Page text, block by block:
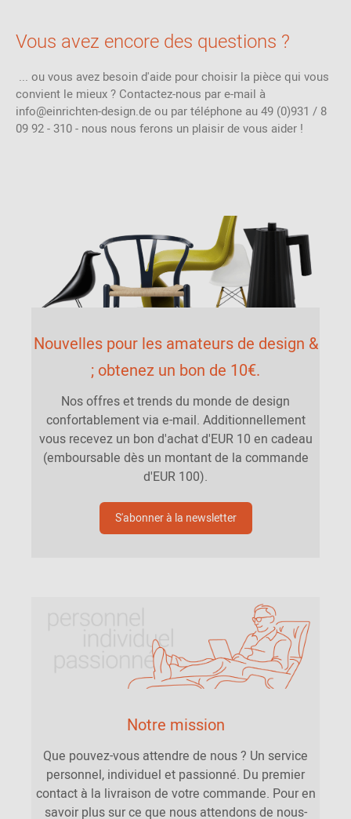
Vous avez encore des questions ?
... ou vous avez besoin d'aide pour choisir la pièce qui vous
convient le mieux ? Contactez-nous par e-mail à
info@einrichten-design.de ou par téléphone au 49 (0)931 / 8
09 92 - 310 - nous nous ferons un plaisir de vous aider !
Nouvelles pour les amateurs de design &
; obtenez un bon de 10€.
Nos offres et trends du monde de design
confortablement via e-mail. Additionnellement
vous recevez un bon d'achat d'EUR 10 en cadeau
(emboursable dès un montant de la commande
d'EUR 100).
S'abonner à la newsletter
Notre mission
Que pouvez-vous attendre de nous ? Un service
personnel, individuel et passionné. Du premier
contact à la livraison de votre commande. Pour en
savoir plus sur ce que nous attendons de nous-